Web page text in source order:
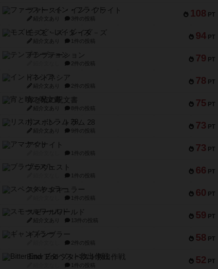
108 PT
ファースト・イン・フライト
紹介文あり 3件の投稿
94 PT
モズビ－ズ・レイダ－ズ
紹介文あり 1件の投稿
79 PT
テンプテーション
2件の投稿
78 PT
インドネシア
紹介文あり 2件の投稿
75 PT
宵と暁の呪文書
紹介文あり 8件の投稿
73 PT
リスボン・トラム 28
紹介文あり 9件の投稿
73 PT
アマナイト
1件の投稿
66 PT
ブラヴェスト
1件の投稿
60 PT
スペクタキュラー
1件の投稿
59 PT
スモールワールド
紹介文あり 13件の投稿
58 PT
ギャンブラー
2件の投稿
52 PT
Bitter End ブタペスト救出作戦
1件の投稿